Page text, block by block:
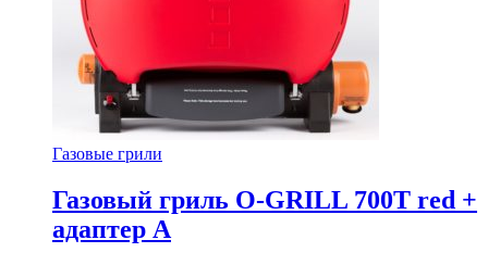
Газовые грили
Газовый гриль O-GRILL 700T red +
адаптер А